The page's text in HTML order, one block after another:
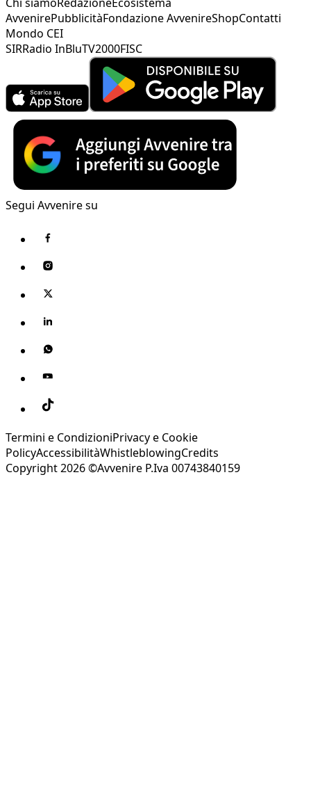
AvvenirePubblicitàFondazione AvvenireShopContatti
Mondo CEI
SIRRadio InBluTV2000FISC
Segui Avvenire su
Termini e CondizioniPrivacy e Cookie
PolicyAccessibilitàWhistleblowingCredits
Copyright 2026 ©Avvenire P.Iva 00743840159